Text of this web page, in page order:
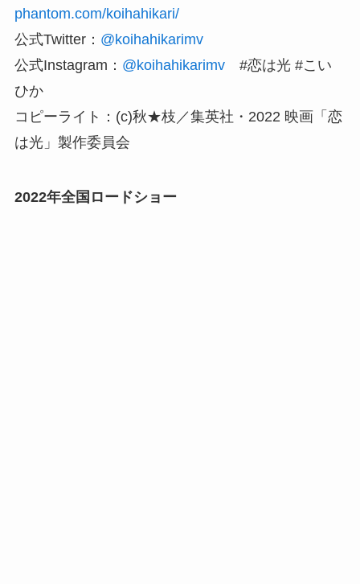
phantom.com/koihahikari/
公式Twitter： @koihahikarimv
公式Instagram： @koihahikarimv#恋は光 #こい
ひか
コピーライト：(c)秋★枝／集英社・2022 映画「恋
は光」製作委員会
2022年全国ロードショー